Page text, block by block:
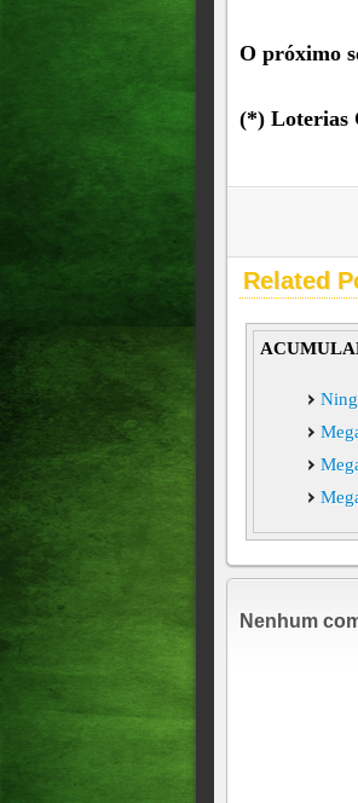
O próximo
(*) Loterias
Related
Nenhum